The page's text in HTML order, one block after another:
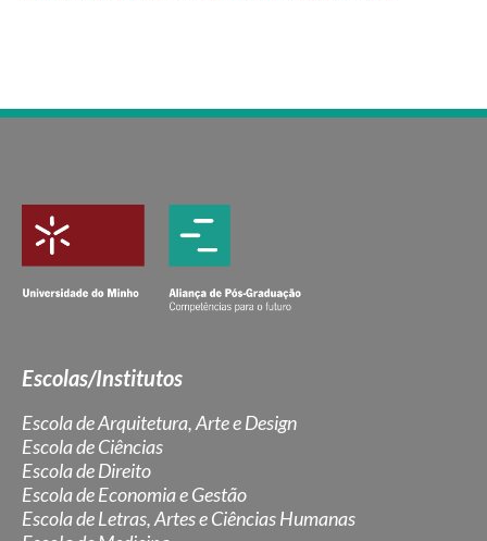
Escolas/Institutos
Escola de Arquitetura, Arte e Design
Escola de Ciências
Escola de Direito
Escola de Economia e Gestão
Escola de Letras, Artes e Ciências Humanas